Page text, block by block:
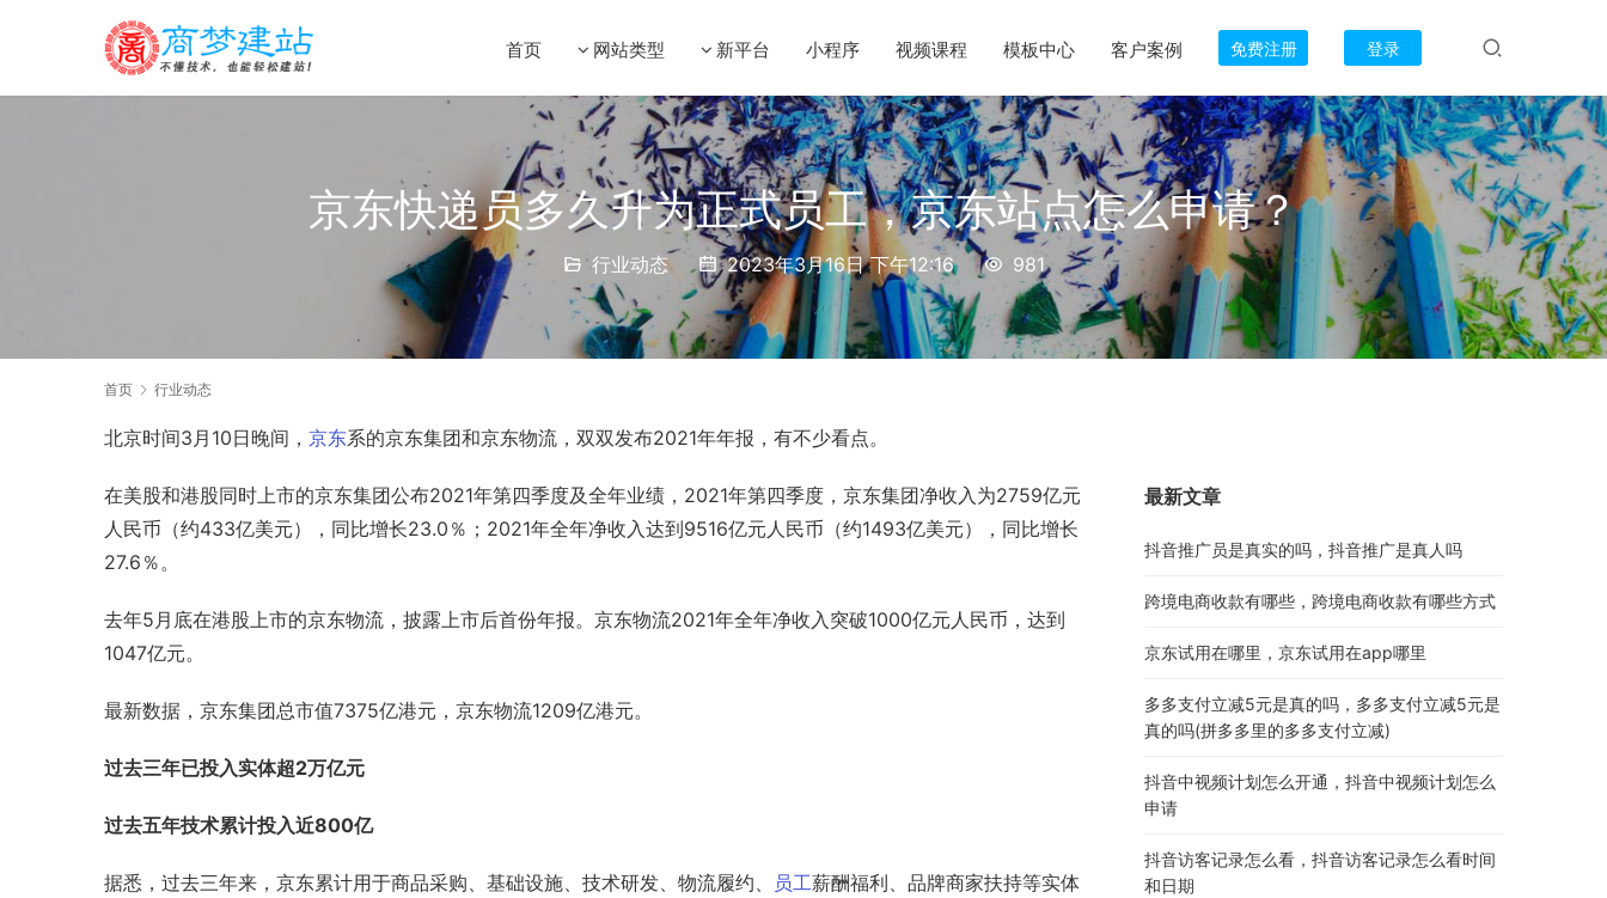
首页 网站类型 新平台 小程序 视频课程 模板中心 客户案例 免费注册 登录
京东快递员多久升为正式员工，京东站点怎么申请？
行业动态 2023年3月16日 下午12:16 981
首页 行业动态
北京时间3月10日晚间， 京东系的京东集团和京东物流 ，双双发布2021年年报，有不少看点。
在美股和港股同时上市的京东集团公布2021年第四季度及全年业绩，2021年第四季度，京东集团净收入为2759亿元
人民币（约433亿美元），同比增长23.0％；2021年全年净收入达到9516亿元人民币（约1493亿美元），同比增长
27.6％。
去年5月底在港股上市的京东物流，披露上市后首份年报。京东物流2021年全年净收入突破1000亿元人民币，达到
1047亿元。
最新数据，京东集团总市值7375亿港元，京东物流1209亿港元。
过去三年已投入实体超2万亿元
过去五年技术累计投入近800亿
据悉，过去三年来，京东累计用于商品采购、基础设施、技术研发、物流履约、 员工薪酬福利、品牌商家扶持等实体
最新文章
抖音推广员是真实的吗，抖音推广是真人吗
跨境电商收款有哪些，跨境电商收款有哪些方式
京东试用在哪里，京东试用在app哪里
多多支付立减5元是真的吗，多多支付立减5元是
真的吗(拼多多里的多多支付立减)
抖音中视频计划怎么开通，抖音中视频计划怎么
申请
抖音访客记录怎么看，抖音访客记录怎么看时间
和日期